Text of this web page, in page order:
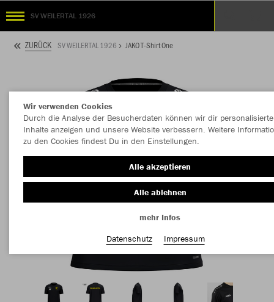
SV WEILERTAL 1926
ZURÜCK SV WEILERTAL 1926 JAKO T-Shirt One
Wir verwenden Cookies
Durch die Analyse der Besucherdaten können wir dir personalisierte
Inhalte anzeigen und unsere Website verbessern. Weitere
zu den Cookies findest Du in den Einstellungen.
Alle akzeptieren
Alle ablehnen
mehr Infos
Datenschutz
Impressum